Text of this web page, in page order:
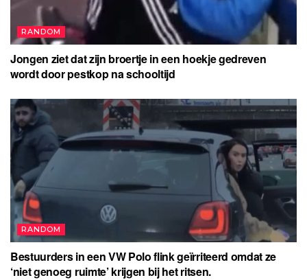
RANDOM
Jongen ziet dat zijn broertje in een hoekje gedreven
wordt door pestkop na schooltijd
RANDOM
Bestuurders in een VW Polo flink geïrriteerd omdat ze
‘niet genoeg ruimte’ krijgen bij het ritsen.